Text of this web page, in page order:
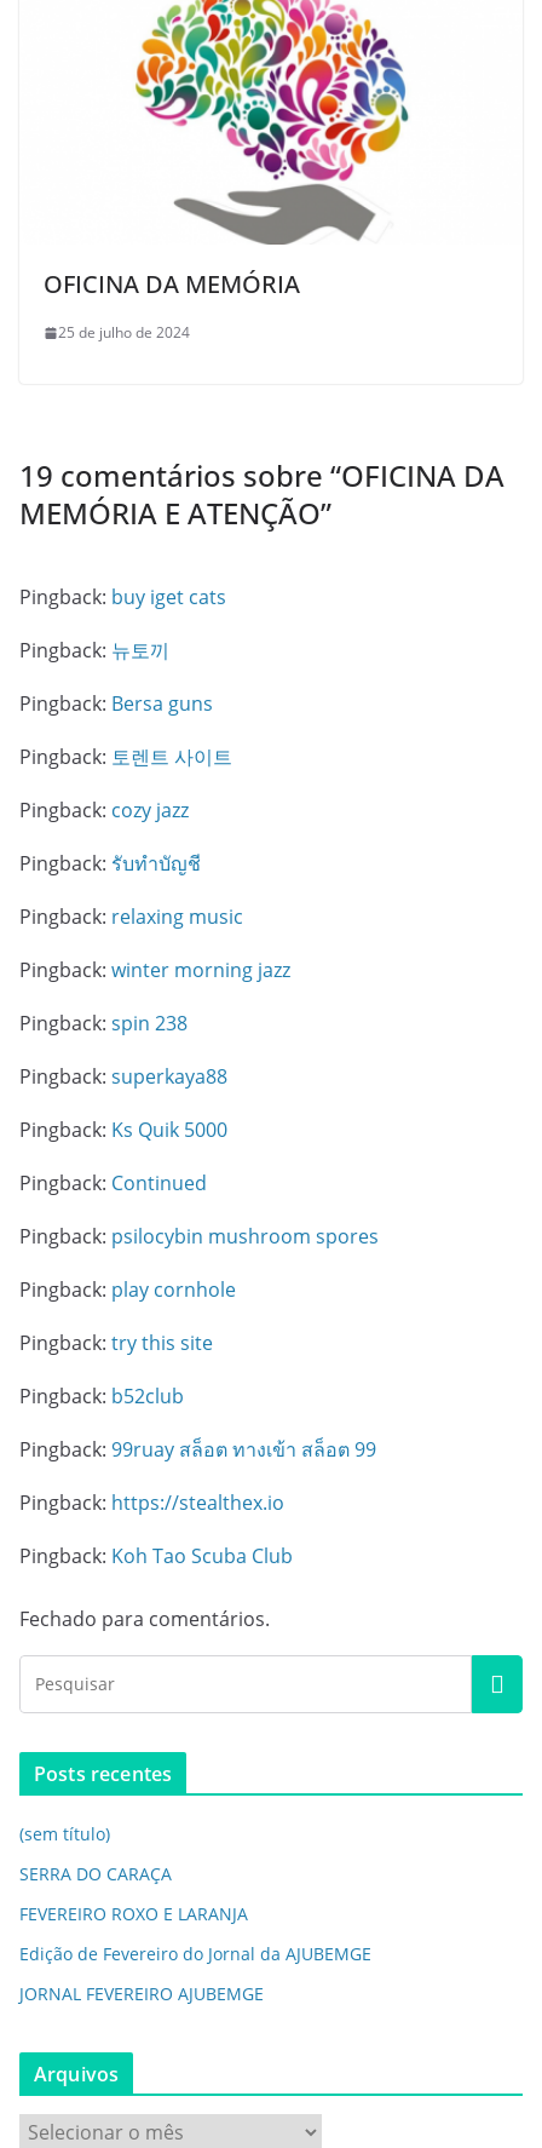
OFICINA DA MEMÓRIA
25 de julho de 2024
19 comentários sobre “OFICINA DA
MEMÓRIA E ATENÇÃO”
Pingback: buy iget cats
Pingback: 뉴토끼
Pingback: Bersa guns
Pingback: 토렌트 사이트
Pingback: cozy jazz
Pingback: รับทำบัญชี
Pingback: relaxing music
Pingback: winter morning jazz
Pingback: spin 238
Pingback: superkaya88
Pingback: Ks Quik 5000
Pingback: Continued
Pingback: psilocybin mushroom spores
Pingback: play cornhole
Pingback: try this site
Pingback: b52club
Pingback: 99ruay สล็อต ทางเข้า สล็อต 99
Pingback: https://stealthex.io
Pingback: Koh Tao Scuba Club
Fechado para comentários.
Posts recentes
(sem título)
SERRA DO CARAÇA
FEVEREIRO ROXO E LARANJA
Edição de Fevereiro do Jornal da AJUBEMGE
JORNAL FEVEREIRO AJUBEMGE
Arquivos